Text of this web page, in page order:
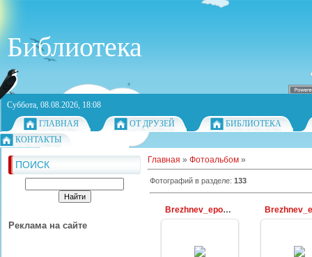
Библиотека
Суббота, 08.08.2026, 18:08
ГЛАВНАЯ
ОТ ДРУЗЕЙ
БИБЛИОТЕКА
КОНТАКТЫ
ПОИСК
Реклама на сайте
Главная » Фотоальбом »
Фотографий в разделе: 133
Brezhnev_epoha_199